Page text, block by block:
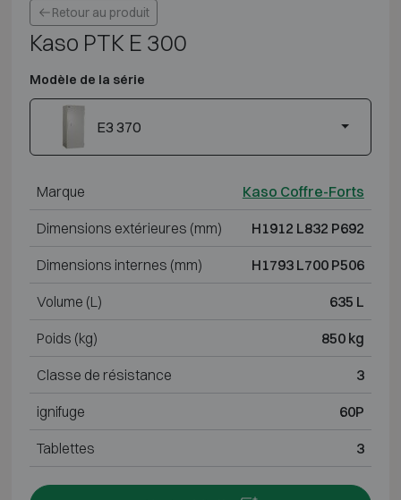
Retour au produit
Kaso PTK E 300
Modèle de la série
E3 370
Marque Kaso Coffre-Forts
Dimensions extérieures (mm) H1912 L832 P692
Dimensions internes (mm) H1793 L700 P506
Volume (L) 635 L
Poids (kg) 850 kg
Classe de résistance 3
ignifuge 60P
Tablettes 3